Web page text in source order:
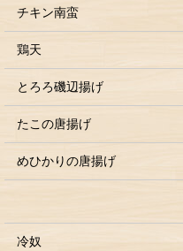
チキン南蛮
鶏天
とろろ磯辺揚げ
たこの唐揚げ
めひかりの唐揚げ
冷奴